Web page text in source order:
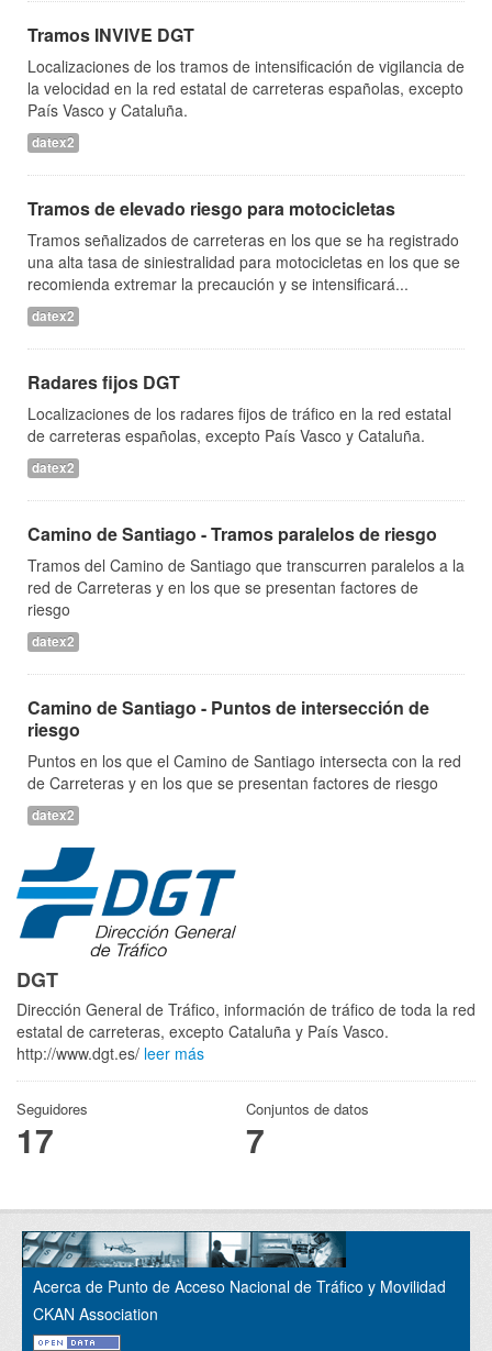
Tramos INVIVE DGT
Localizaciones de los tramos de intensificación de vigilancia de
la velocidad en la red estatal de carreteras españolas, excepto
País Vasco y Cataluña.
datex2
Tramos de elevado riesgo para motocicletas
Tramos señalizados de carreteras en los que se ha registrado
una alta tasa de siniestralidad para motocicletas en los que se
recomienda extremar la precaución y se intensificará...
datex2
Radares fijos DGT
Localizaciones de los radares fijos de tráfico en la red estatal
de carreteras españolas, excepto País Vasco y Cataluña.
datex2
Camino de Santiago - Tramos paralelos de riesgo
Tramos del Camino de Santiago que transcurren paralelos a la
red de Carreteras y en los que se presentan factores de
riesgo
datex2
Camino de Santiago - Puntos de intersección de
riesgo
Puntos en los que el Camino de Santiago intersecta con la red
de Carreteras y en los que se presentan factores de riesgo
datex2
DGT
Dirección General de Tráfico, información de tráfico de toda la red
estatal de carreteras, excepto Cataluña y País Vasco.
http://www.dgt.es/ leer más
Seguidores
17
Conjuntos de datos
7
Acerca de Punto de Acceso Nacional de Tráfico y Movilidad
CKAN Association